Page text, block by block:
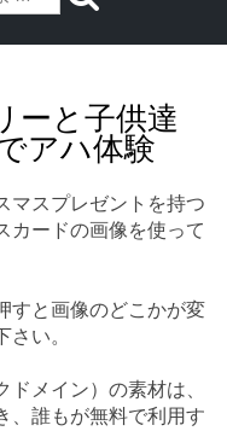
ーと子供達
アハ体験
マスプレゼントを持つ
カードの画像を使って
すと画像のどこかが変
い。
メイン）の素材は、
、誰もが無料で利用す